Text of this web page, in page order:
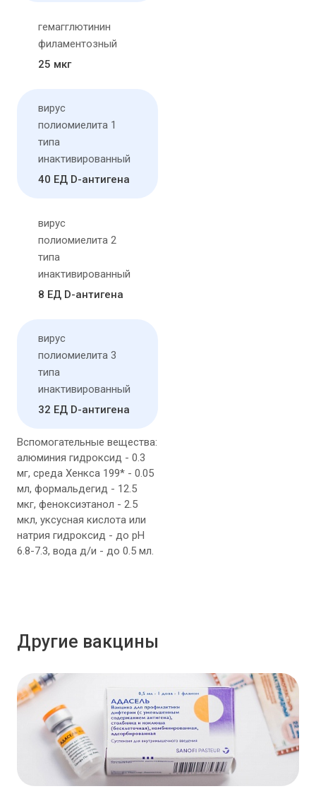
гемагглютинин
филаментозный
25 мкг
вирус
полиомиелита 1
типа
инактивированный
40 ЕД D-антигена
вирус
полиомиелита 2
типа
инактивированный
8 ЕД D-антигена
вирус
полиомиелита 3
типа
инактивированный
32 ЕД D-антигена
Вспомогательные вещества:
алюминия гидроксид - 0.3
мг, среда Хенкса 199* - 0.05
мл, формальдегид - 12.5
мкг, феноксиэтанол - 2.5
мкл, уксусная кислота или
натрия гидроксид - до рН
6.8-7.3, вода д/и - до 0.5 мл.
Другие вакцины